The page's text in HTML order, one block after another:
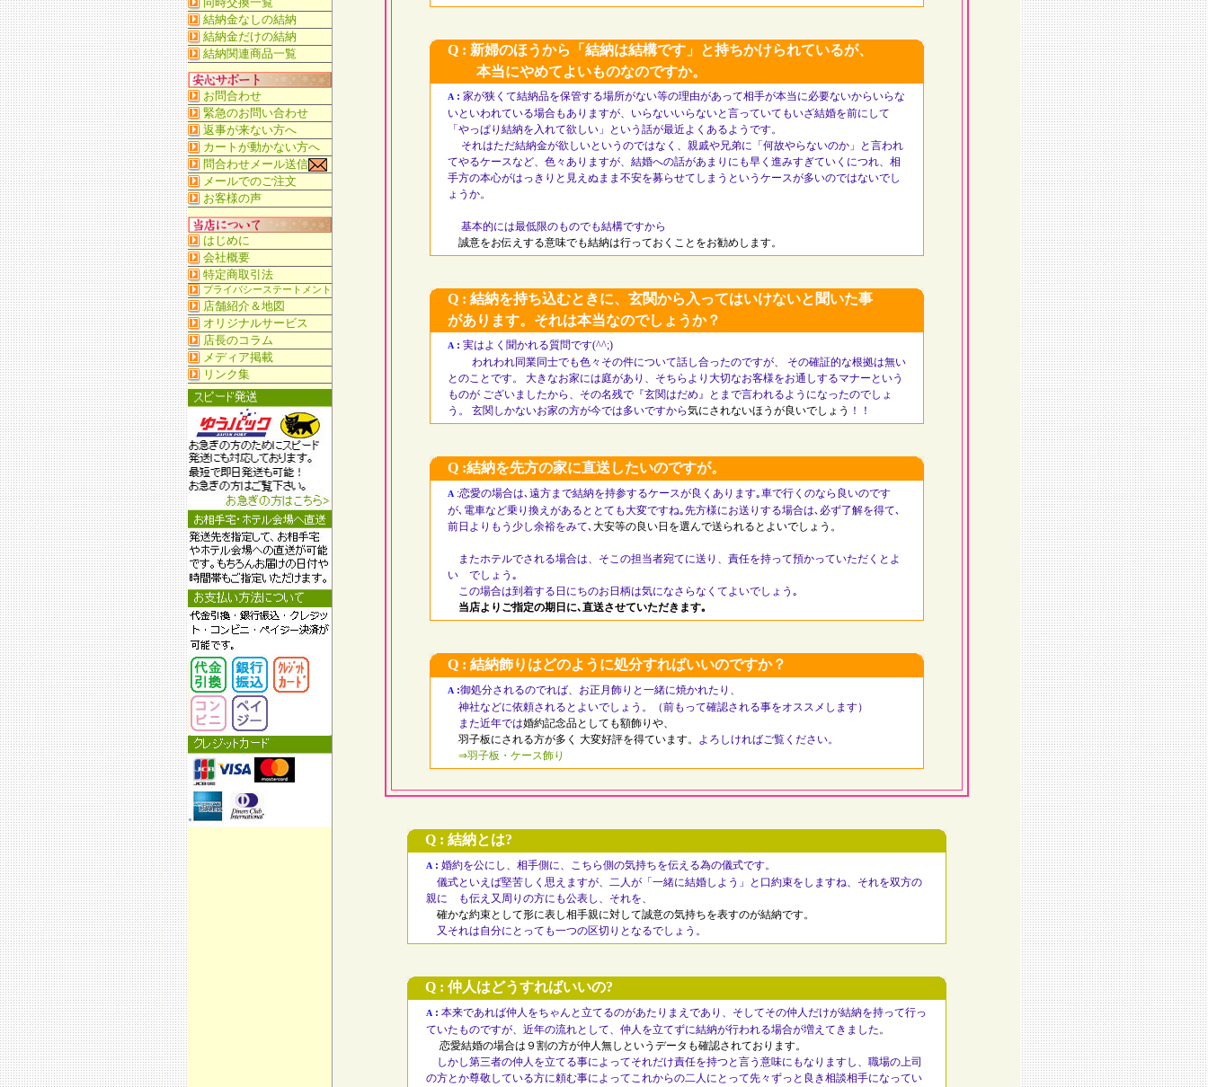
Q : 新婦のほうから「結納は結構です」と持ちかけられているが、
本当にやめてよいものなのですか。
A: 家が狭くて結納品を保管する場所がない等の理由があって相手が本当に必要ないからいらな
いといわれている場合もありますが、いらないいらないと言っていてもいざ結婚を前にして
「やっぱり結納を入れて欲しい」という話が最近よくあるようです。
それはただ結納金が欲しいというのではなく、親戚や兄弟に「何故やらないのか」と言われ
てやるケースなど、色々ありますが、結婚への話があまりにも早く進みすぎていくにつれ、相
手方の本心がはっきりと見えぬまま不安を募らせてしまうというケースが多いのではないでし
ょうか。
基本的には最低限のものでも結構ですから
誠意をお伝えする意味でも結納は行っておくことをお勧めします。
Q : 結納を持ち込むときに、玄関から入ってはいけないと聞いた事
があります。それは本当なのでしょうか？
A: 実はよく聞かれる質問です(^^;)
われわれ同業同士でも色々その件について話し合ったのですが、 その確証的な根拠は無い
とのことです。 大きなお家には庭があり、そちらより大切なお客様をお通しするマナーという
ものが ございましたから、その名残で『玄関はだめ』とまで言われるようになったのでしょ
う。 玄関しかないお家の方が今では多いですから気にされないほうが良いでしょう ！！
Q :結納を先方の家に直送したいのですが。
A:恋愛の場合は､遠方まで結納を持参するケースが良くあります｡車で行くのなら良いのです
が､電車など乗り換えがあるととても大変ですね｡先方様にお送りする場合は､必ず了解を得て､
前日よりもう少し余裕をみて､ 大安等の良い日を選んで送られるとよいでしょう。
またホテルでされる場合は、そこの担当者宛てに送り、責任を持って預かっていただくとよ
い でしょう｡
この場合は到着する日にちのお日柄は気になさらなくてよいでしょう｡
当店よりご指定の期日に､直送させていただきます｡
Q : 結納飾りはどのように処分すればいいのですか？
A:御処分されるのでれば、お正月飾りと一緒に焼かれたり、
神社などに依頼されるとよいでしょう。（前もって確認される事をオススメします）
また近年では婚約記念品としても額飾りや、
羽子板にされる方が多く 大変好評を得ています。
よろしければご覧ください。
⇒羽子板・ケース飾り
Q : 結納とは?
A: 婚約を公にし、相手側に、こちら側の気持ちを伝える為の儀式です。
儀式といえば堅苦しく思えますが、二人が「一緒に結婚しよう」と口約束をしますね、それを双方の
親に も伝え又周りの方にも公表し、それを、
確かな約束として形に表し相手親に対して誠意の気持ちを表すのが結納です。
又それは自分にとっても一つの区切りとなるでしょう。
Q : 仲人はどうすればいいの?
A: 本来であれば仲人をちゃんと立てるのがあたりまえであり、そしてその仲人だけが結納を持って行っ
ていたものですが、近年の流れとして、仲人を立てずに結納が行われる場合が増えてきました。
恋愛結婚の場合は９割の方が仲人無しというデータも確認されております。
しかし第三者の仲人を立てる事によってそれだけ責任を持つと言う意味にもなりますし、職場の上司
の方とか尊敬している方に頼む事によってこれからの二人にとって先々ずっと良き相談相手になってい